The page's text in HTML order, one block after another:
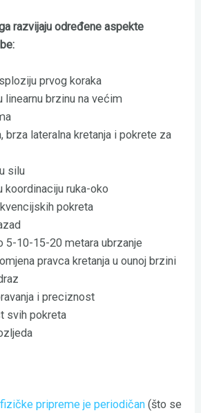
razvijaju određene aspekte
prvog koraka
linearnu brzinu na većim
brza lateralna kretanja i pokrete za
silu
koordinaciju ruka-oko
pokreta
5-10-15-20 metara ubrzanje
pravca kretanja u ounoj brzini
i preciznost
svih pokreta
pripreme je periodičan (što se